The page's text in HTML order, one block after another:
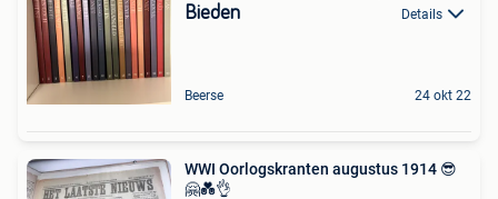
Bieden Details
Beerse 24 okt 22
WWI Oorlogskranten augustus 1914 😎
🤗💑👌